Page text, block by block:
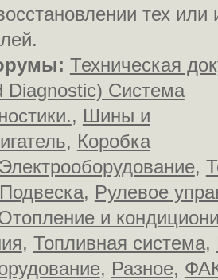
тех или
Техническая
Diagnostic) Система
, Шины и
, Коробка
Электрооборудование,
Подвеска, Рулевое
и
, Топливная система,
, Разное,